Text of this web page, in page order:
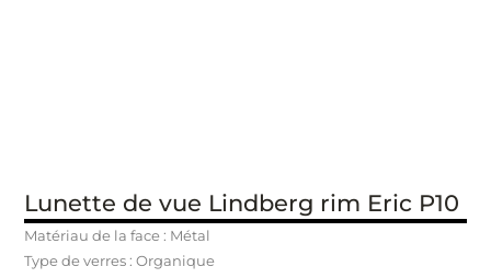
Lunette de vue Lindberg rim Eric P10
Matériau de la face : Métal
Type de verres : Organique